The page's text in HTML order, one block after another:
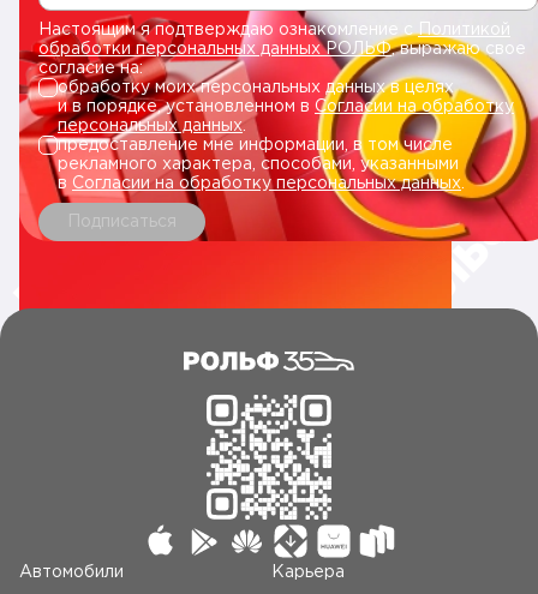
Настоящим я подтверждаю ознакомление сПолитикой
обработки персональных данных РОЛЬФ, выражаю свое
согласие на:
обработку моих персональных данных в целях
и в порядке, установленном в Согласии на обработку
персональных данных.
предоставление мне информации, в том числе
рекламного характера, способами, указанными
в Согласии на обработку персональных данных
Подписаться
Автомобили Карьера